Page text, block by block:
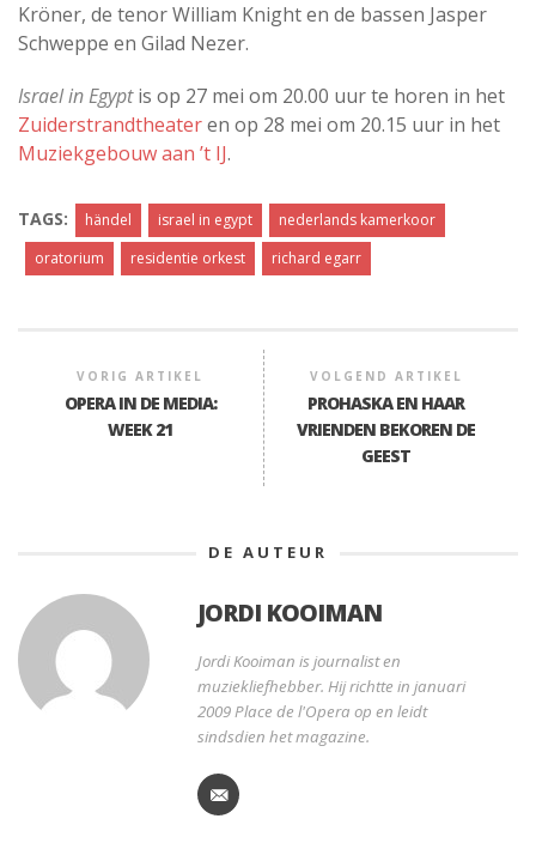
Kröner, de tenor William Knight en de bassen Jasper
Schweppe en Gilad Nezer.
Israel in Egyptis op 27 mei om 20.00 uur te horen in het
Zuiderstrandtheateren op 28 mei om 20.15 uur in het
Muziekgebouw aan ’t IJ.
TAGS: händel israel in egypt
nederlands kamerkoor
oratorium
residentie orkest richard egarr
VORIG ARTIKEL
OPERA IN DE MEDIA:
WEEK 21
VOLGEND ARTIKEL
PROHASKA EN HAAR
VRIENDEN BEKOREN DE
GEEST
DE AUTEUR
JORDI KOOIMAN
Jordi Kooiman is journalist en
muziekliefhebber. Hij richtte in januari
2009 Place de l'Opera op en leidt
sindsdien het magazine.